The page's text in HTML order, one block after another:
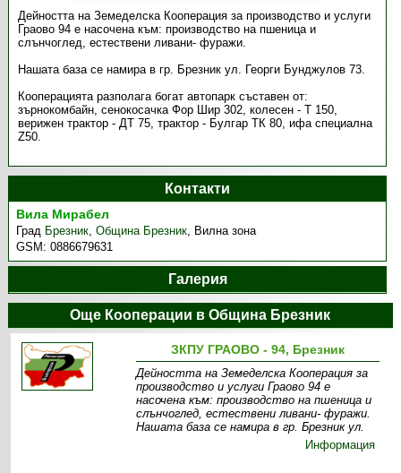
Дейността на Земеделска Кооперация за производство и услуги
Граово 94 е насочена към: производство на пшеница и
слънчоглед, естествени ливани- фуражи.
Нашата база се намира в гр. Брезник ул. Георги Бунджулов 73.
Кооперацията разполага богат автопарк съставен от:
зърнокомбайн, сенокосачка Фор Шир 302, колесен - Т 150,
верижен трактор - ДТ 75, трактор - Булгар ТК 80, ифа специална
Z50.
Контакти
Вила Мирабел
Град Брезник,Община Брезник, Вилна зона
GSM:0886679631
Галерия
Още Кооперации в Община Брезник
ЗКПУ ГРАОВО - 94, Брезник
Дейността на Земеделска Кооперация за
производство и услуги Граово 94 е
насочена към: производство на пшеница и
слънчоглед, естествени ливани- фуражи.
Нашата база се намира в гр. Брезник ул.
Информация